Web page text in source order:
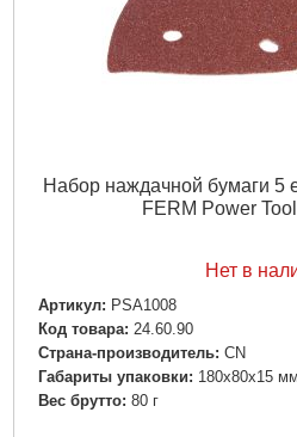
Набор наждачной бумаги 5
FERM Power
Нет в
Артикул: PSA1008
Код товара: 24.60.90
Страна-производитель: CN
Габариты упаковки: 180x80x15 мм
Вес брутто: 80 г